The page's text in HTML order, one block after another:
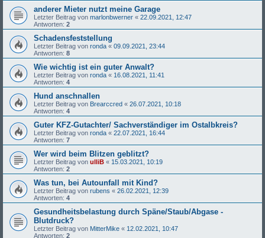
anderer Mieter nutzt meine Garage
Letzter Beitrag von marlonbwerner « 22.09.2021, 12:47
Antworten: 2
Schadensfeststellung
Letzter Beitrag von ronda « 09.09.2021, 23:44
Antworten: 8
Wie wichtig ist ein guter Anwalt?
Letzter Beitrag von ronda « 16.08.2021, 11:41
Antworten: 4
Hund anschnallen
Letzter Beitrag von Brearccred « 26.07.2021, 10:18
Antworten: 4
Guter KFZ-Gutachter/ Sachverständiger im Ostalbkreis?
Letzter Beitrag von ronda « 22.07.2021, 16:44
Antworten: 7
Wer wird beim Blitzen geblitzt?
Letzter Beitrag von ulliB « 15.03.2021, 10:19
Antworten: 2
Was tun, bei Autounfall mit Kind?
Letzter Beitrag von rubens « 26.02.2021, 12:39
Antworten: 4
Gesundheitsbelastung durch Späne/Staub/Abgase -
Blutdruck?
Letzter Beitrag von MitterMike « 12.02.2021, 10:47
Antworten: 2